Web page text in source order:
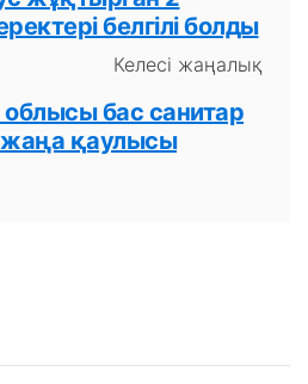
белгілі болды
Келесі жаңалық
бас санитар
жаңа қаулысы